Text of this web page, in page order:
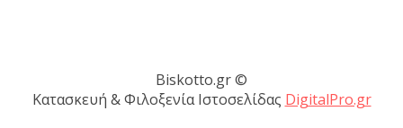
Biskotto.gr ©
Κατασκευή & Φιλοξενία Ιστοσελίδας DigitalPro.gr